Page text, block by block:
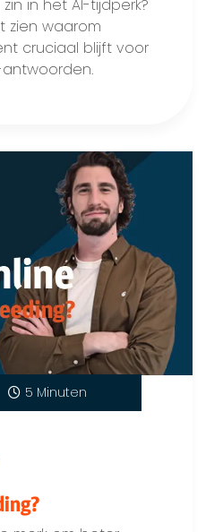
in het AI-tijdperk?
zien waarom
cruciaal blijft voor
5 Minuten